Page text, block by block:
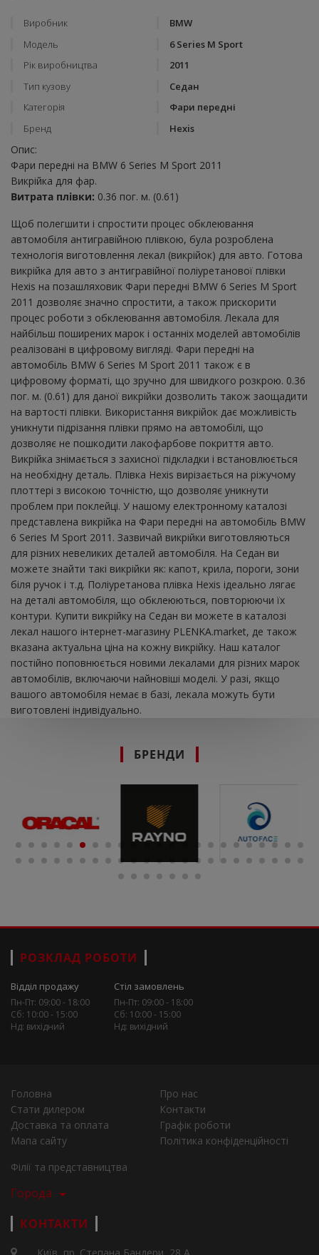
Виробник
BMW
Модель
6 Series M Sport
Рік виробництва
2011
Тип кузову
Седан
Категорія
Фари передні
Бренд
Hexis
Опис:
Фари передні на BMW 6 Series M Sport 2011
Викрійка для фар.
Витрата плівки: 0.36 пог. м. (0.61)
Щоб полегшити і спростити процес обклеювання
автомобіля антигравійною плівкою, була розроблена
технологія виготовлення лекал (викрійок) для авто. Готова
викрійка для авто з антигравійної поліуретанової плівки
Hexis на позашляховик Фари передні BMW 6 Series M Sport
2011 дозволяє значно спростити, а також прискорити
процес роботи з обклеювання автомобіля. Лекала для
найбільш поширених марок і останніх моделей автомобілів
реалізовані в цифровому вигляді. Фари передні на
автомобіль BMW 6 Series M Sport 2011 також є в
цифровому форматі, що зручно для швидкого розкрою. 0.36
пог. м. (0.61) для даної викрійки дозволить також заощадити
на вартості плівки. Використання викрійок дає можливість
уникнути підрізання плівки прямо на автомобілі, що
дозволяє не пошкодити лакофарбове покриття авто.
Викрійка знімається з захисної підкладки і встановлюється
на необхідну деталь. Плівка Hexis вирізається на ріжучому
плоттері з високою точністю, що дозволяє уникнути
проблем при поклейці. У нашому електронному каталозі
представлена ​​викрійка на Фари передні на автомобіль BMW
6 Series M Sport 2011. Зазвичай викрійки виготовляються
для різних невеликих деталей автомобіля. На Седан ви
можете знайти такі викрійки як: капот, крила, пороги, зони
біля ручок і т.д. Поліуретанова плівка Hexis ідеально лягає
на деталі автомобіля, що обклеюються, повторюючи їх
контури. Купити викрійку на Седан ви можете в каталозі
лекал нашого інтернет-магазину PLENKA.market, де також
вказана актуальна ціна на кожну викрійку. Наш каталог
постійно поповнюється новими лекалами для різних марок
автомобілів, включаючи найновіші моделі. У разі, якщо
вашого автомобіля немає в базі, лекала можуть бути
виготовлені індивідуально.
БРЕНДИ
РОЗКЛАД РОБОТИ
Відділ продажу
Пн-Пт: 09:00 - 18:00
Сб: 10:00 - 15:00
Нд: вихідний
Стіл замовлень
Пн-Пт: 09:00 - 18:00
Сб: 10:00 - 15:00
Нд: вихідний
Головна
Про нас
Стати дилером
Контакти
Доставка та оплата
Графік роботи
Мапа сайту
Політика конфіденційності
Філії та представництва
Города
КОНТАКТИ